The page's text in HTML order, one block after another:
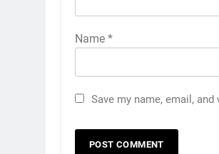
Name *
Save my name, email,